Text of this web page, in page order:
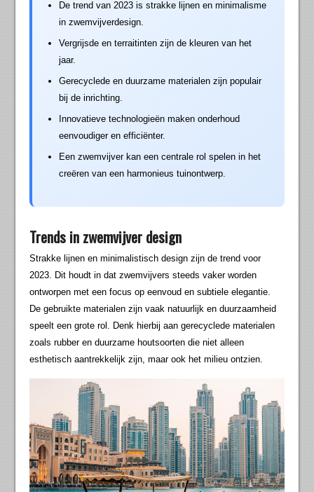
De trend van 2023 is strakke lijnen en minimalisme
in zwemvijverdesign.
Vergrijsde en terraitinten zijn de kleuren van het
jaar.
Gerecyclede en duurzame materialen zijn populair
bij de inrichting.
Innovatieve technologieën maken onderhoud
eenvoudiger en efficiënter.
Een zwemvijver kan een centrale rol spelen in het
creëren van een harmonieus tuinontwerp.
Trends in zwemvijver design
Strakke lijnen en minimalistisch design zijn de trend voor
2023. Dit houdt in dat zwemvijvers steeds vaker worden
ontworpen met een focus op eenvoud en subtiele elegantie.
De gebruikte materialen zijn vaak natuurlijk en duurzaamheid
speelt een grote rol. Denk hierbij aan gerecyclede materialen
zoals rubber en duurzame houtsoorten die niet alleen
esthetisch aantrekkelijk zijn, maar ook het milieu ontzien.